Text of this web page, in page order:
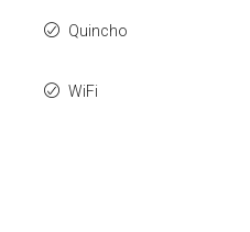
Quincho
WiFi